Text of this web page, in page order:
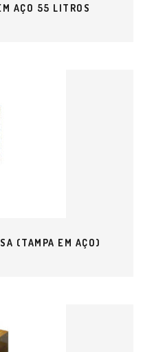
AÇO 55 LITROS
(TAMPA EM AÇO)